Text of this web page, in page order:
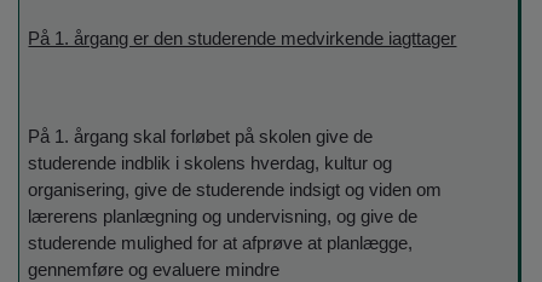
På 1. årgang er den studerende medvirkende iagttager
På 1. årgang skal forløbet på skolen give de
studerende indblik i skolens hverdag, kultur og
organisering, give de studerende indsigt og viden om
lærerens planlægning og undervisning, og give de
studerende mulighed for at afprøve at planlægge,
gennemføre og evaluere mindre